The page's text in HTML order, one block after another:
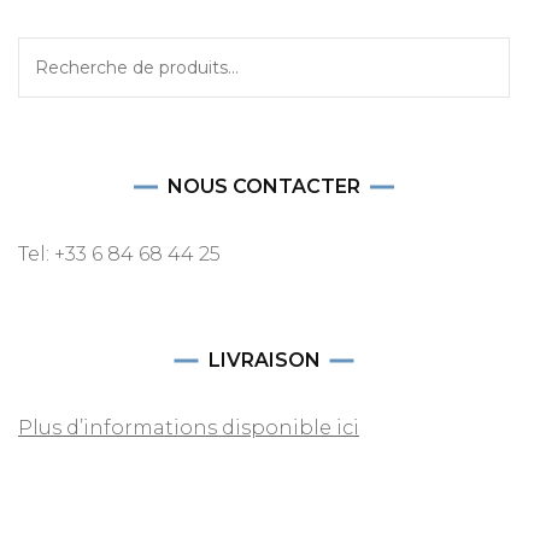
NOUS CONTACTER
Tel: +33 6 84 68 44 25
LIVRAISON
Plus d’informations disponible ici